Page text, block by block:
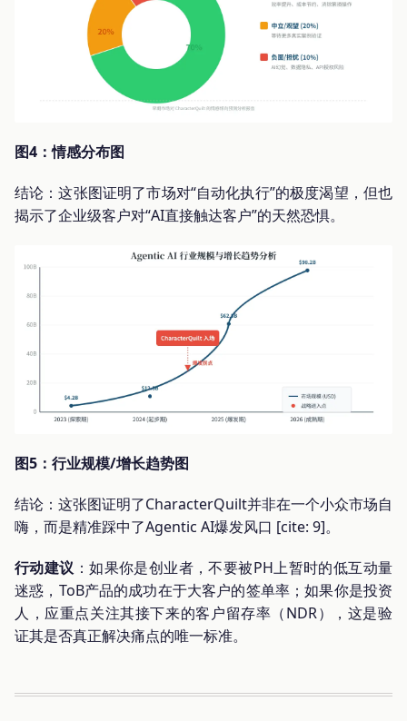
图4：情感分布图
结论：这张图证明了市场对“自动化执行”的极度渴望，但也
揭示了企业级客户对“AI直接触达客户”的天然恐惧。
图5：行业规模/增长趋势图
结论：这张图证明了CharacterQuilt并非在一个小众市场自
嗨，而是精准踩中了Agentic AI爆发风口 [cite: 9]。
行动建议：如果你是创业者，不要被PH上暂时的低互动量
迷惑，ToB产品的成功在于大客户的签单率；如果你是投资
人，应重点关注其接下来的客户留存率（NDR），这是验
证其是否真正解决痛点的唯一标准。